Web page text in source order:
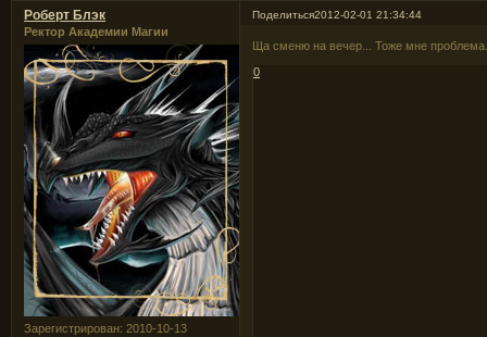
Поделиться2012-02-01 21:34:44
Роберт Блэк
Ректор Академии Магии
Зарегистрирован: 2010-10-13
Ща сменю на вечер... Тоже мне
0